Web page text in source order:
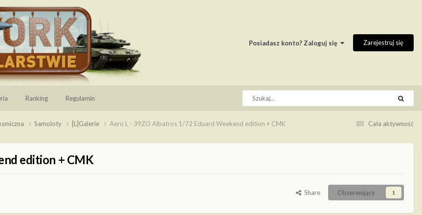
Posiadasz konto? Zaloguj się Zarejestruj się
Ranking Regulamin
Cała aktywność
Samoloty [L]Galerie Aero L - 39ZO Albatros 1/72 Eduard Weekend edition + CMK
edition + CMK
Share Obserwujący 1